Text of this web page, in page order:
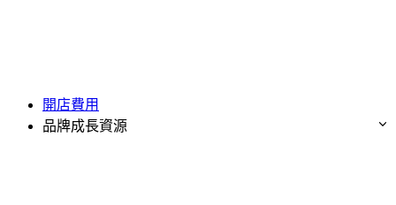
開店費用
品牌成長資源